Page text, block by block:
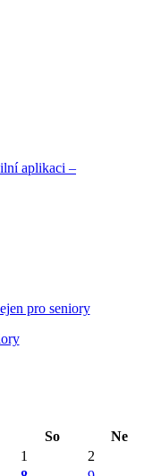
aplikaci –
pro seniory
So
Ne
1 2